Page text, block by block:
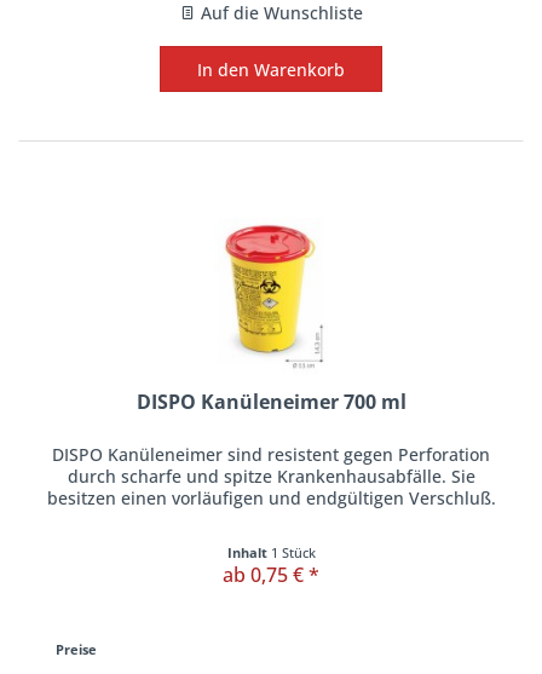
Auf die Wunschliste
In den Warenkorb
DISPO Kanüleneimer 700 ml
DISPO Kanüleneimer sind resistent gegen Perforation
durch scharfe und spitze Krankenhausabfälle. Sie
besitzen einen vorläufigen und endgültigen Verschluß.
Inhalt 1 Stück
ab 0,75 € *
Preise